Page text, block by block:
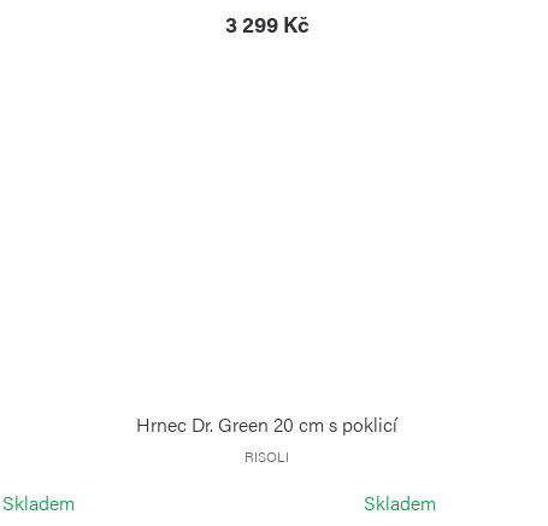
3 299 Kč
Skladem
Hrnec Dr. Green 20 cm s poklicí
RISOLI
Skladem